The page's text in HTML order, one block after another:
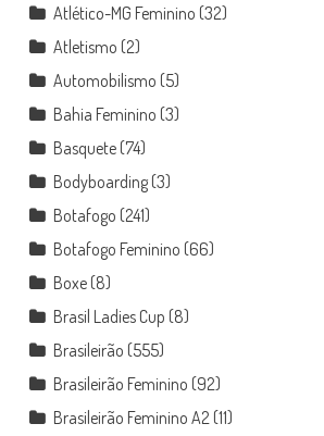
Atlético-MG Feminino (32)
Atletismo (2)
Automobilismo (5)
Bahia Feminino (3)
Basquete(74)
Bodyboarding(3)
Botafogo (241)
Botafogo Feminino (66)
Boxe(8)
Brasil Ladies Cup (8)
Brasileirão (555)
Brasileirão Feminino (92)
Brasileirão Feminino A2(11)